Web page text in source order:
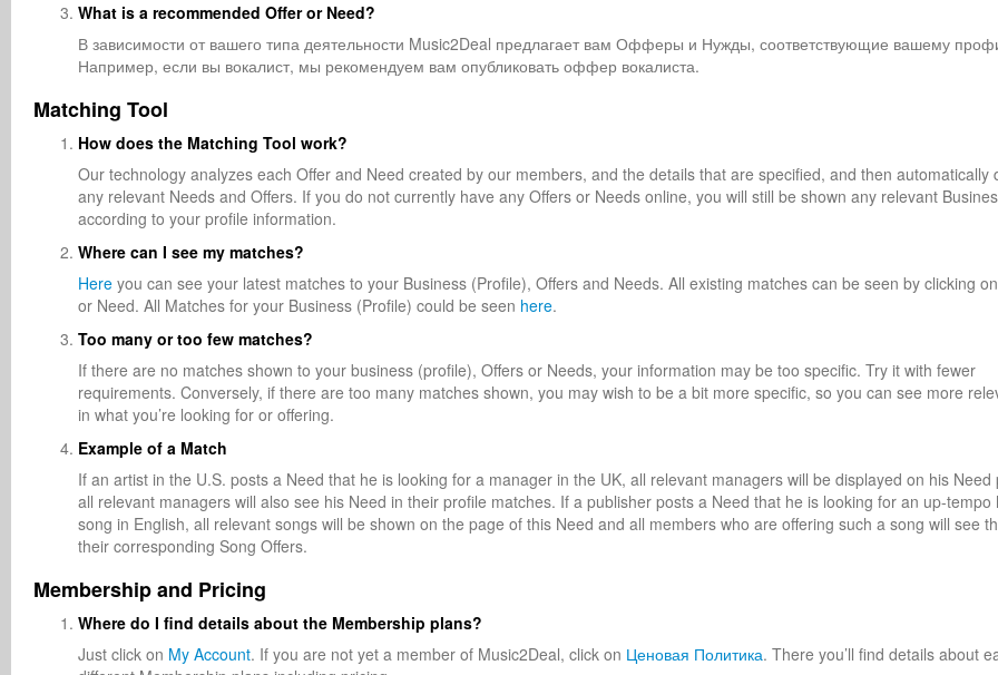
What is a recommended Offer or Need?
В зависимости от вашего типа деятельности Music2Deal предлагает вам Офферы и Нужды, соответствующие вашему
Например, если вы вокалист, мы рекомендуем вам опубликовать оффер вокалиста.
Matching Tool
How does the Matching Tool work?
Our technology analyzes each Offer and Need created by our members, and the details that are specified, and then automatically
any relevant Needs and Offers. If you do not currently have any Offers or Needs online, you will still be shown any relevant
according to your profile information.
Where can I see my matches?
Here you can see your latest matches to your Business (Profile), Offers and Needs. All existing matches can be seen by clicking
or Need. All Matches for your Business (Profile) could be seen here.
Too many or too few matches?
If there are no matches shown to your business (profile), Offers or Needs, your information may be too specific. Try it with fewer
requirements. Conversely, if there are too many matches shown, you may wish to be a bit more specific, so you can see more
in what you’re looking for or offering.
Example of a Match
If an artist in the U.S. posts a Need that he is looking for a manager in the UK, all relevant managers will be displayed on his Need
all relevant managers will also see his Need in their profile matches. If a publisher posts a Need that he is looking for an up-tempo
song in English, all relevant songs will be shown on the page of this Need and all members who are offering such a song will see
their corresponding Song Offers.
Membership and Pricing
Where do I find details about the Membership plans?
Just click on My Account. If you are not yet a member of Music2Deal, click on Ценовая Политика. There you’ll find details about